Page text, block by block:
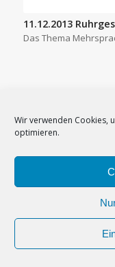
Wir verwenden Cookies,
optimieren.
11.12.2013
Das Thema
Impressum–